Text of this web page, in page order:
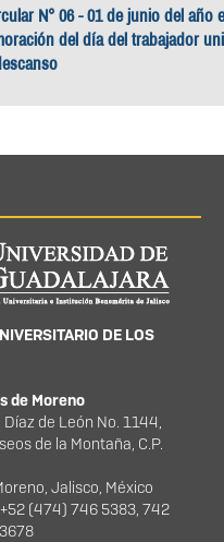
N° 06 - 01 de junio del año
del día del trabajador
del
DE LOS
de Moreno
Díaz de León No. 1144,
de la Montaña, C.P.
Jalisco, México
(474) 746 5383, 742